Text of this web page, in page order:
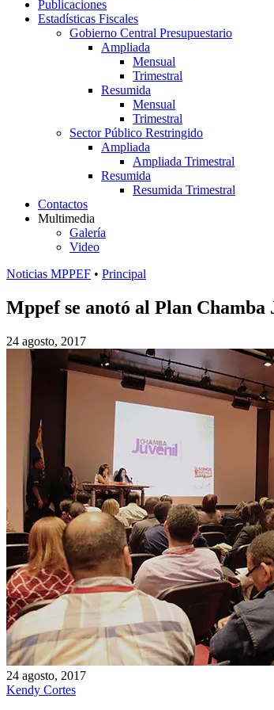
Publicaciones
Estadísticas Fiscales
Gobierno Central Presupuestario
Ampliada
Mensual
Trimestral
Resumida
Mensual
Trimestral
Sector Público Restringido
Ampliada
Ampliada Trimestral
Resumida
Resumida Trimestral
Contactos
Multimedia
Galería
Video
Noticias MPPEF • Principal
Mppef se anotó al Plan
24 agosto, 2017
24 agosto, 2017
Kendy Cortes